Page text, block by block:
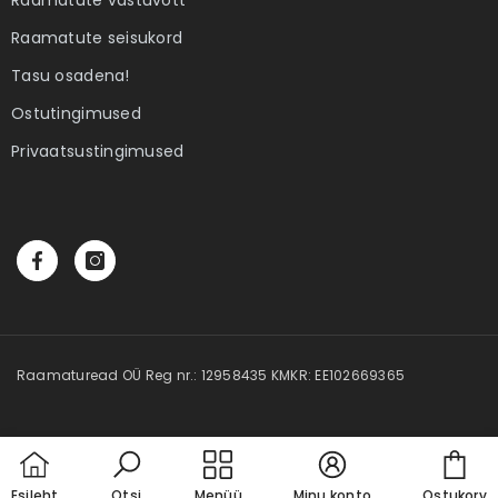
Raamatute seisukord
Tasu osadena!
Ostutingimused
Privaatsustingimused
Raamaturead OÜ Reg nr.: 12958435 KMKR: EE102669365
Ebatäiuslik minevik